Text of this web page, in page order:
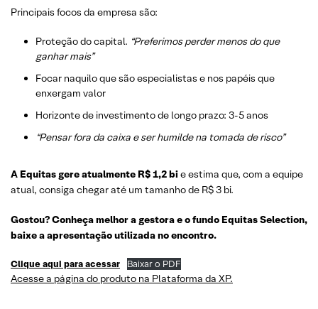
Principais focos da empresa são:
Proteção do capital. “Preferimos perder menos do que
ganhar mais”
Focar naquilo que são especialistas e nos papéis que
enxergam valor
Horizonte de investimento de longo prazo: 3-5 anos
“Pensar fora da caixa e ser humilde na tomada de risco”
A Equitas gere atualmente R$ 1,2 bie estima que, com a equipe
atual, consiga chegar até um tamanho de R$ 3 bi.
Gostou? Conheça melhor a gestora e o fundo Equitas Selection,
baixe a apresentação utilizada no encontro.
Clique aqui para acessar Baixar o PDF
Acesse a página do produto na Plataforma da XP.